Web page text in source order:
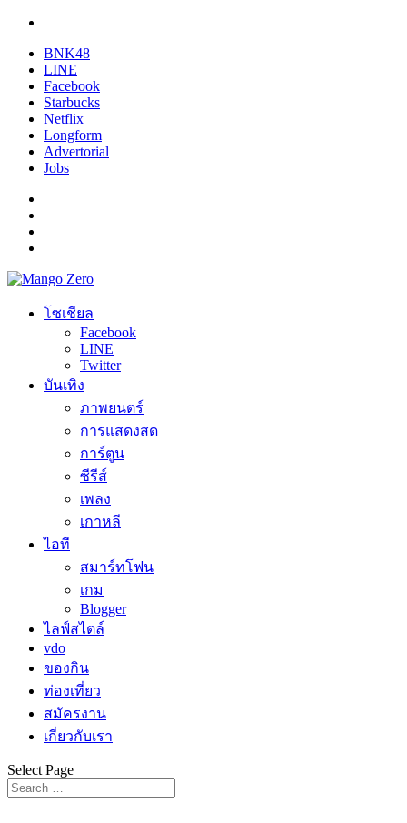
BNK48
LINE
Facebook
Starbucks
Netflix
Longform
Advertorial
Jobs
โซเชียล
Facebook
LINE
Twitter
บันเทิง
ภาพยนตร์
การแสดงสด
การ์ตูน
ซีรีส์
เพลง
เกาหลี
ไอที
สมาร์ทโฟน
เกม
Blogger
ไลฟ์สไตล์
vdo
ของกิน
ท่องเที่ยว
สมัครงาน
เกี่ยวกับเรา
Select Page